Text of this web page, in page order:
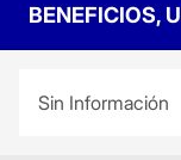
BENEFICIOS,
Sin Información